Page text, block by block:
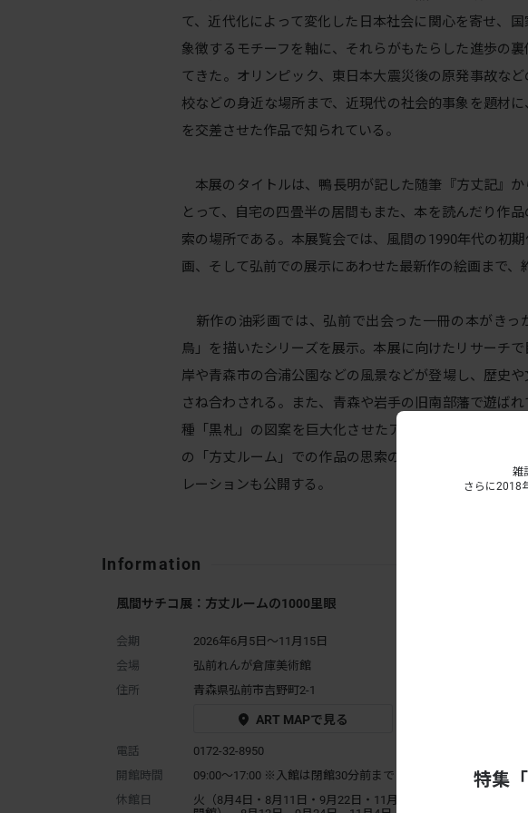
て、近代化によって変化した日本社会に関心を寄せ、
象徴するモチーフを軸に、それらがもたらした進歩の
てきた。オリンピック、東日本大震災後の原発事故な
校などの身近な場所まで、近現代の社会的事象を題材
を交差させた作品で知られている。
本展のタイトルは、鴨⻑明が記した随筆『方丈記』
とって、自宅の四畳半の居間もまた、本を読んだり作
索の場所である。本展覧会では、風間の1990年代の初
画、そして弘前での展示にあわせた最新作の絵画まで、
新作の油彩画では、弘前で出会った一冊の本がきっ
鳥」を描いたシリーズを展示。本展に向けたリサーチ
岸や⻘森市の合浦公園などの風景などが登場し、歴史
さね合わされる。また、⻘森や岩手の旧南部藩で遊ば
種「黒札」の図案を巨大化させたアクリル画にも取り組
の「方丈ルーム」での作品の思索の軌跡をたどることが
レーションも公開する。
Information
風間サチコ展：方丈ルームの1000里眼
会期
2026年6月5日～11月15日
会場
弘前れんが倉庫美術館
住所
青森県弘前市吉野町2-1
ART MAPで見る
電話
0172-32-8950
開館時間
09:00～17:00 ※入館は閉館30分前まで
休館日
火（8月4日・8月11日・9月22日・11月3日は
雑
さらに2018
特集